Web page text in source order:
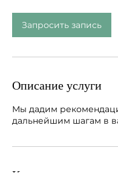
т
Запросить запись
Описание услуги
Мы дадим
дальнейшим шагам в
Контакты